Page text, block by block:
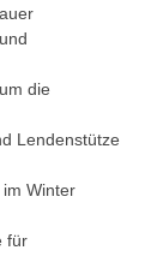
die
Lendenstütze
Winter
für